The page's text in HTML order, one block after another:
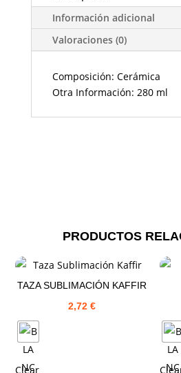
Información adicional
Valoraciones (0)
Composición: Cerámica
Otra Información: 280 ml
PRODUCTOS
TAZA SUBLIMACIÓN KAFFIR
2,72€
Clear